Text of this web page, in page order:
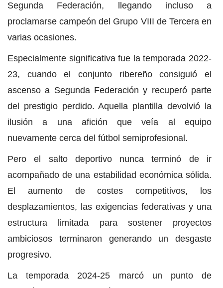
Segunda Federación, llegando incluso a
proclamarse campeón del Grupo VIII de Tercera en
varias ocasiones.
Especialmente significativa fue la temporada 2022-
23, cuando el conjunto ribereño consiguió el
ascenso a Segunda Federación y recuperó parte
del prestigio perdido. Aquella plantilla devolvió la
ilusión a una afición que veía al equipo
nuevamente cerca del fútbol semiprofesional.
Pero el salto deportivo nunca terminó de ir
acompañado de una estabilidad económica sólida.
El aumento de costes competitivos, los
desplazamientos, las exigencias federativas y una
estructura limitada para sostener proyectos
ambiciosos terminaron generando un desgaste
progresivo.
La temporada 2024-25 marcó un punto de